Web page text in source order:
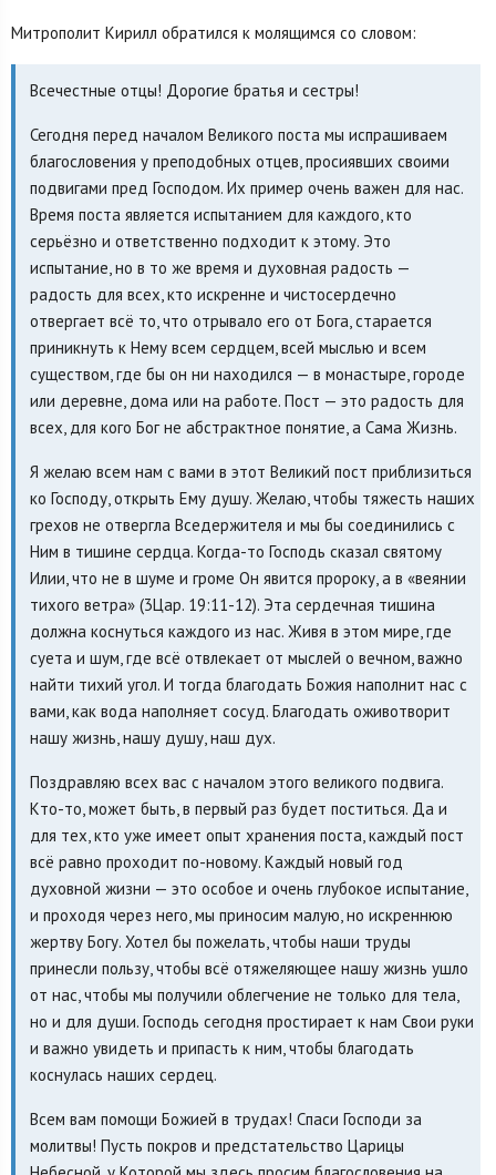
Митрополит Кирилл обратился к молящимся со словом:
Всечестные отцы! Дорогие братья и сестры!
Сегодня перед началом Великого поста мы испрашиваем
благословения у преподобных отцев, просиявших своими
подвигами пред Господом. Их пример очень важен для нас.
Время поста является испытанием для каждого, кто
серьёзно и ответственно подходит к этому. Это
испытание, но в то же время и духовная радость —
радость для всех, кто искренне и чистосердечно
отвергает всё то, что отрывало его от Бога, старается
приникнуть к Нему всем сердцем, всей мыслью и всем
существом, где бы он ни находился — в монастыре, городе
или деревне, дома или на работе. Пост — это радость для
всех, для кого Бог не абстрактное понятие, а Сама Жизнь.
Я желаю всем нам с вами в этот Великий пост приблизиться
ко Господу, открыть Ему душу. Желаю, чтобы тяжесть наших
грехов не отвергла Вседержителя и мы бы соединились с
Ним в тишине сердца. Когда-то Господь сказал святому
Илии, что не в шуме и громе Он явится пророку, а в «веянии
тихого ветра» (3Цар. 19:11-12). Эта сердечная тишина
должна коснуться каждого из нас. Живя в этом мире, где
суета и шум, где всё отвлекает от мыслей о вечном, важно
найти тихий угол. И тогда благодать Божия наполнит нас с
вами, как вода наполняет сосуд. Благодать оживотворит
нашу жизнь, нашу душу, наш дух.
Поздравляю всех вас с началом этого великого подвига.
Кто-то, может быть, в первый раз будет поститься. Да и
для тех, кто уже имеет опыт хранения поста, каждый пост
всё равно проходит по-новому. Каждый новый год
духовной жизни — это особое и очень глубокое испытание,
и проходя через него, мы приносим малую, но искреннюю
жертву Богу. Хотел бы пожелать, чтобы наши труды
принесли пользу, чтобы всё отяжеляющее нашу жизнь ушло
от нас, чтобы мы получили облегчение не только для тела,
но и для души. Господь сегодня простирает к нам Свои руки
и важно увидеть и припасть к ним, чтобы благодать
коснулась наших сердец.
Всем вам помощи Божией в трудах! Спаси Господи за
молитвы! Пусть покров и предстательство Царицы